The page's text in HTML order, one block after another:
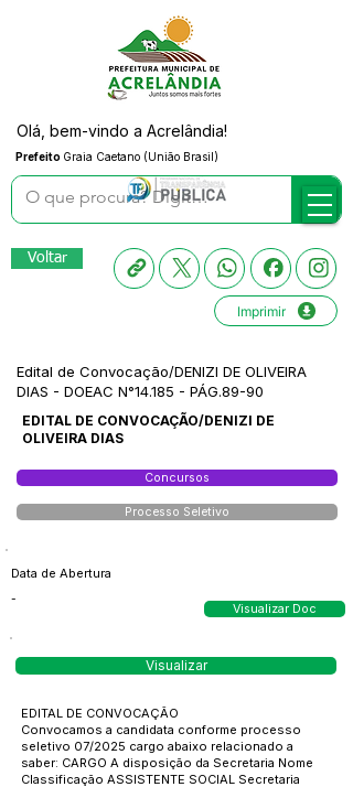
Prefeito Graia Caetano (União Brasil)
Olá, bem-vindo a Acrelândia!
Voltar
Imprimir
Edital de Convocação/DENIZI DE OLIVEIRA
DIAS - DOEAC N°14.185 - PÁG.89-90
EDITAL DE CONVOCAÇÃO/DENIZI DE
OLIVEIRA DIAS
Concursos
Processo Seletivo
Data de Abertura
-
Visualizar Doc
Visualizar
EDITAL DE CONVOCAÇÃO
Convocamos a candidata conforme processo
seletivo 07/2025 cargo abaixo relacionado a
saber: CARGO A disposição da Secretaria Nome
Classificação ASSISTENTE SOCIAL Secretaria